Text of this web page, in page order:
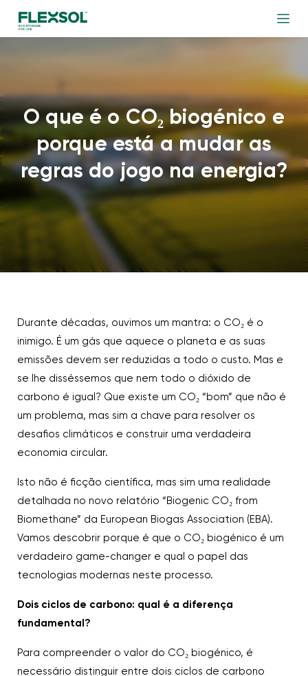
O que é o CO₂ biogénico e
porque está a mudar as
regras do jogo na energia?
Durante décadas, ouvimos um mantra: o CO₂ é o
inimigo. É um gás que aquece o planeta e as suas
emissões devem ser reduzidas a todo o custo. Mas e
se lhe disséssemos que nem todo o dióxido de
carbono é igual? Que existe um CO₂ “bom” que não é
um problema, mas sim a chave para resolver os
desafios climáticos e construir uma verdadeira
economia circular.
Isto não é ficção científica, mas sim uma realidade
detalhada no novo relatório “Biogenic CO₂ from
Biomethane” da European Biogas Association (EBA).
Vamos descobrir porque é que o CO₂ biogénico é um
verdadeiro game-changer e qual o papel das
tecnologias modernas neste processo.
Dois ciclos de carbono: qual é a diferença
fundamental?
Para compreender o valor do CO₂ biogénico, é
necessário distinguir entre dois ciclos de carbono